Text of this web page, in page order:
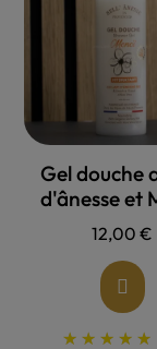
Allons voir
Gel douche
d'ânesse et
12,00 €